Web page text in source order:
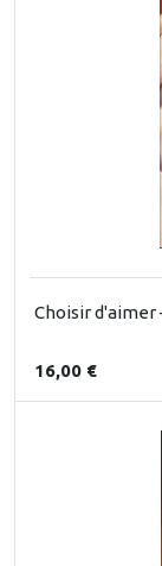
Choisir d'aimer
16,00 €